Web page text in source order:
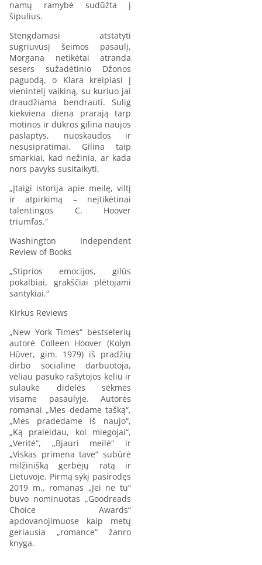
namų ramybė sudūžta į
šipulius.
Stengdamasi atstatyti
sugriuvusį šeimos pasaulį,
Morgana netikėtai atranda
sesers sužadėtinio Džonos
paguodą, o Klara kreipiasi į
vienintelį vaikiną, su kuriuo jai
draudžiama bendrauti. Sulig
kiekviena diena prarają tarp
motinos ir dukros gilina naujos
paslaptys, nuoskaudos ir
nesusipratimai. Gilina taip
smarkiai, kad nežinia, ar kada
nors pavyks susitaikyti.
„Įtaigi istorija apie meilę, viltį
ir atpirkimą – neįtikėtinai
talentingos C. Hoover
triumfas.“
Washington Independent
Review of Books
„Stiprios emocijos, gilūs
pokalbiai, grakščiai plėtojami
santykiai.“
Kirkus Reviews
„New York Times“ bestselerių
autorė Colleen Hoover (Kolyn
Hūver, gim. 1979) iš pradžių
dirbo socialine darbuotoja,
vėliau pasuko rašytojos keliu ir
sulaukė didelės sėkmės
visame pasaulyje. Autorės
romanai „Mes dedame tašką“,
„Mes pradedame iš naujo“,
„Ką praleidau, kol miegojai“,
„Veritė“, „Bjauri meilė“ ir
„Viskas primena tave“ subūrė
milžinišką gerbėjų ratą ir
Lietuvoje. Pirmą sykį pasirodęs
2019 m., romanas „Jei ne tu“
buvo nominuotas „Goodreads
Choice Awards“
apdovanojimuose kaip metų
geriausia „romance“ žanro
knyga.